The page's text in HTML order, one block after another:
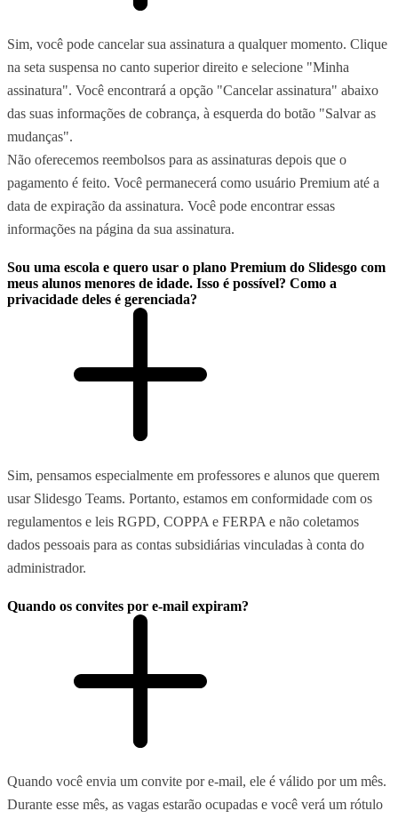
Sim, você pode cancelar sua assinatura a qualquer momento. Clique
na seta suspensa no canto superior direito e selecione "Minha
assinatura". Você encontrará a opção "Cancelar assinatura" abaixo
das suas informações de cobrança, à esquerda do botão "Salvar as
mudanças".
Não oferecemos reembolsos para as assinaturas depois que o
pagamento é feito. Você permanecerá como usuário Premium até a
data de expiração da assinatura. Você pode encontrar essas
informações na página da sua assinatura.
Sou uma escola e quero usar o plano Premium do Slidesgo com
meus alunos menores de idade. Isso é possível? Como a
privacidade deles é gerenciada?
Sim, pensamos especialmente em professores e alunos que querem
usar Slidesgo Teams. Portanto, estamos em conformidade com os
regulamentos e leis RGPD, COPPA e FERPA e não coletamos
dados pessoais para as contas subsidiárias vinculadas à conta do
administrador.
Quando os convites por e-mail expiram?
Quando você envia um convite por e-mail, ele é válido por um mês.
Durante esse mês, as vagas estarão ocupadas e você verá um rótulo